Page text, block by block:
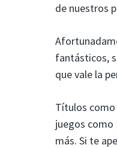
de nuestros
fantásticos,
que vale la
Títulos como
juegos como
más. Si te